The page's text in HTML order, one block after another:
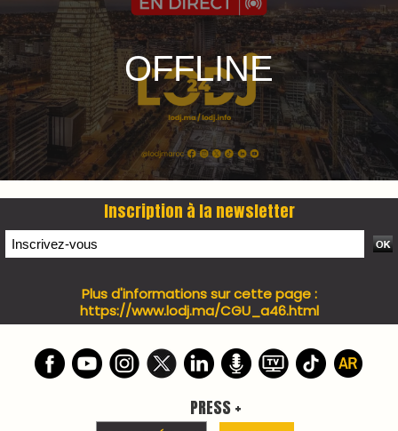
PRESS +
LES PLUS RÉCENTS CLASSEURS
7 days santé & conso du 31-07-2026
I-MAG-Spécial Fête du Trône 2026
7 days Culture du 29-07-2026
7 days Auto-Moto du 27-07-2026
PODCAST +
LES PLUS RÉCENTS CLASSEURS
Podcast I-Week-N°137 du 26-07-2026
Podcast Eco-Business du 20-07-2026